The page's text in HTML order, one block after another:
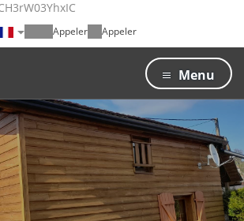
Appeler Appeler
Menu